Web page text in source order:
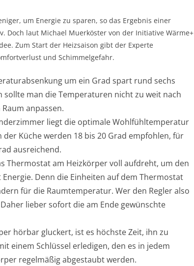
um Energie zu sparen, so das Ergebnis einer
Doch laut Michael Muerköster von der Initiative Wärme+
Zum Start der Heizsaison gibt der Experte
und Schimmelgefahr.
um ein Grad spart rund sechs
sollte man die Temperaturen nicht zu weit nach
anpassen.
liegt die optimale Wohlfühltemperatur
der Küche werden 18 bis 20 Grad empfohlen, für
ausreichend.
Thermostat am Heizkörper voll aufdreht, um den
Denn die Einheiten auf dem Thermostat
für die Raumtemperatur. Wer den Regler also
lieber sofort die am Ende gewünschte
hörbar gluckert, ist es höchste Zeit, ihn zu
einem Schlüssel erledigen, den es in jedem
regelmäßig abgestaubt werden.